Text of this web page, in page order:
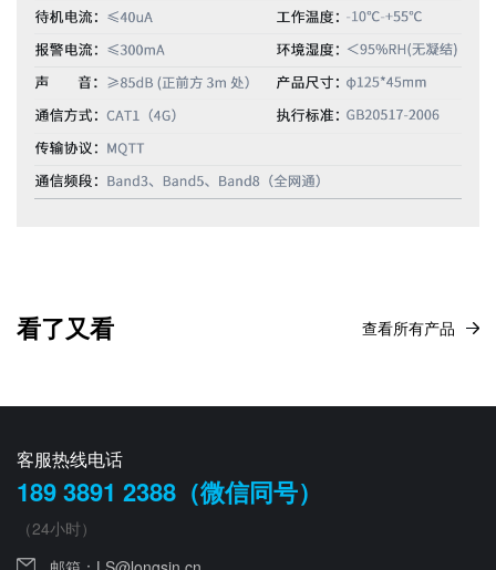
看了又看 查看所有产品
客服热线电话
189 3891 2388（微信同号）
（24小时）